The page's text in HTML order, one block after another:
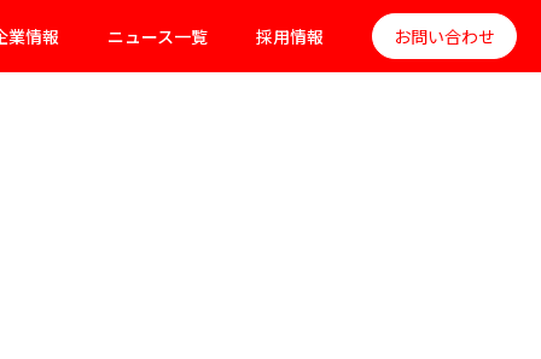
業情報 ニュース一覧 採用情報 お問い合わせ